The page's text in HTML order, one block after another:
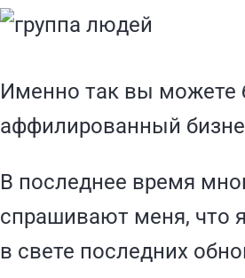
Именно так вы можете
аффилированный
В последнее время
спрашивают меня, что
в свете последних